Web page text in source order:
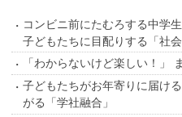
コンビニ前にたむろする中学
子どもたちに目配りする「社会
「わからないけど楽しい！」
子どもたちがお年寄りに届け
がる「学社融合」